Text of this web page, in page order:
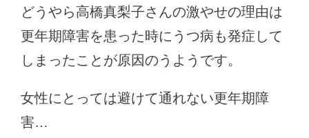
どうやら高橋真梨子さんの激やせの理由は
更年期障害を患った時にうつ病も発症して
しまったことが原因のうようです。
女性にとっては避けて通れない更年期障
害…